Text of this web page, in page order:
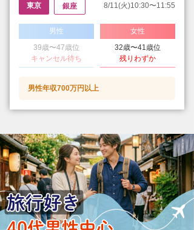
東京 銀座 8/11(火)10:30〜11:55
男性
39歳〜47歳位
キャンセル待ち
女性
32歳〜41歳位
残りわずか
男性年収700万円以上